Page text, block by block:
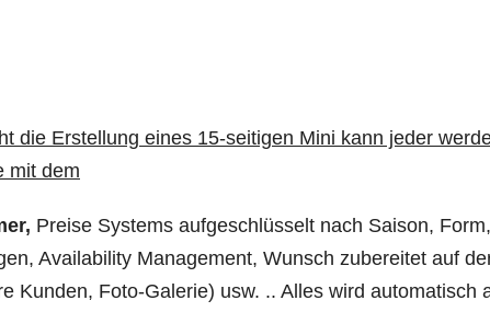
die Erstellung eines 15-seitigen Mini kann jeder
mit dem
Preise Systems aufgeschlüsselt nach Saison,
Availability Management, Wunsch zubereitet auf
Kunden, Foto-Galerie) usw. .. Alles wird automatisch